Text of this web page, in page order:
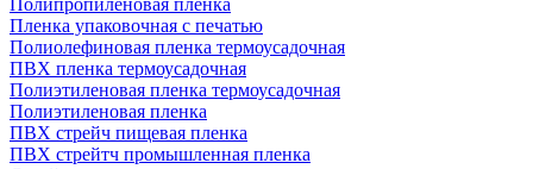
Полипропиленовая пленка
Пленка упаковочная с печатью
Полиолефиновая пленка термоусадочная
ПВХ пленка термоусадочная
Полиэтиленовая пленка термоусадочная
Полиэтиленовая пленка
ПВХ стрейч пищевая пленка
ПВХ стрейтч промышленная пленка